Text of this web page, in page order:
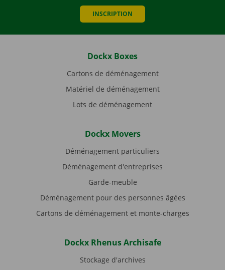
INSCRIPTION
Dockx Boxes
Cartons de déménagement
Matériel de déménagement
Lots de déménagement
Dockx Movers
Déménagement particuliers
Déménagement d'entreprises
Garde-meuble
Déménagement pour des personnes âgées
Cartons de déménagement et monte-charges
Dockx Rhenus Archisafe
Stockage d'archives